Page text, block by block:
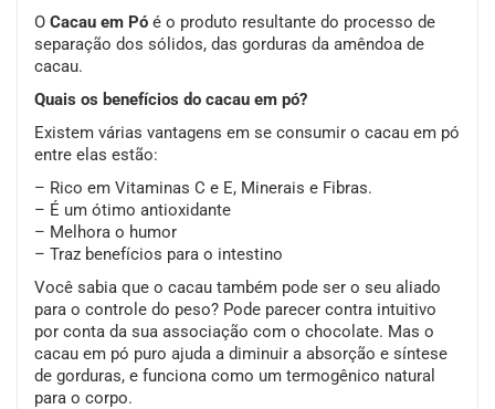
O Cacau em Pó é o produto resultante do processo de
separação dos sólidos, das gorduras da amêndoa de
cacau.
Quais os benefícios do cacau em pó?
Existem várias vantagens em se consumir o cacau em pó
entre elas estão:
– Rico em Vitaminas C e E, Minerais e Fibras.
– É um ótimo antioxidante
– Melhora o humor
– Traz benefícios para o intestino
Você sabia que o cacau também pode ser o seu aliado
para o controle do peso? Pode parecer contra intuitivo
por conta da sua associação com o chocolate. Mas o
cacau em pó puro ajuda a diminuir a absorção e síntese
de gorduras, e funciona como um termogênico natural
para o corpo.